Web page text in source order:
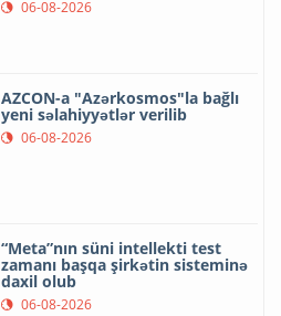
06-08-2026
AZCON-a "Azərkosmos"la bağlı
yeni səlahiyyətlər verilib
06-08-2026
“Meta”nın süni intellekti test
zamanı başqa şirkətin sisteminə
daxil olub
06-08-2026